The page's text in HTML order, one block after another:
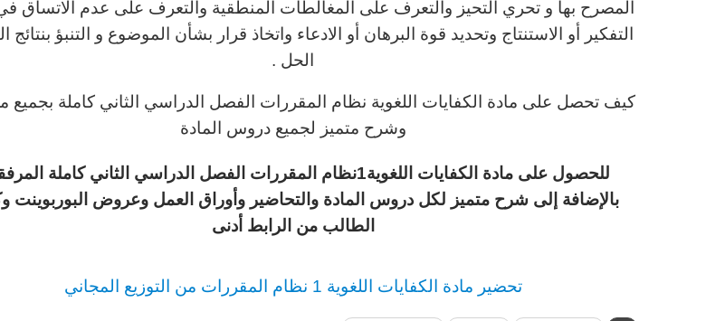
المصرح بها و تحري التحيز والتعرف على المغالطات المنطقية والتعرف على عدم الاتساق
التفكير أو الاستنتاج وتحديد قوة البرهان أو الادعاء واتخاذ قرار بشأن الموضوع و التنبؤ بنتائج
الحل .
كيف تحصل على مادة الكفايات اللغوية نظام المقررات الفصل الدراسي الثاني كاملة بجميع
وشرح متميز لجميع دروس المادة
للحصول على مادة الكفايات اللغوية1نظام المقررات الفصل الدراسي الثاني كاملة
بالإضافة إلى شرح متميز لكل دروس المادة والتحاضير وأوراق العمل وعروض البوربوينت
الطالب من الرابط أدنى
تحضير مادة الكفايات اللغوية 1 نظام المقررات من التوزيع المجاني